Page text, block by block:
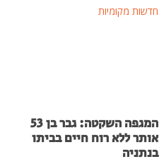
חדשות מקומיות
המגפה השקטה: גבר בן 53
אותר ללא רוח חיים בביתו
בנתניה